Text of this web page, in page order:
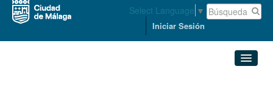
Select Language ▼
Iniciar Sesión